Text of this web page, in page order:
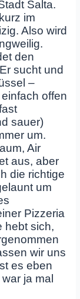
Salta.
im
Also wird
den
sucht und
–
offen
sauer)
um.
Air
aus, aber
die richtige
um
Pizzeria
hebt sich,
wir uns
es eben
ja mal